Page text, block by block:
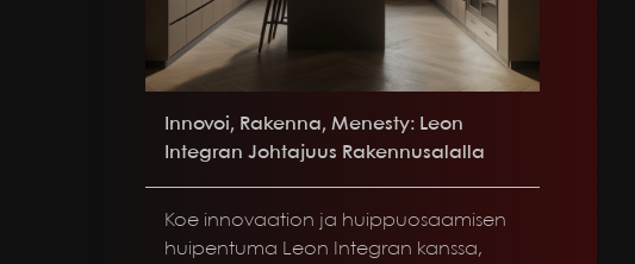
Innovoi, Rakenna, Menesty: Leon
Integran Johtajuus Rakennusalalla
Koe innovaation ja huippuosaamisen
huipentuma Leon Integran kanssa,